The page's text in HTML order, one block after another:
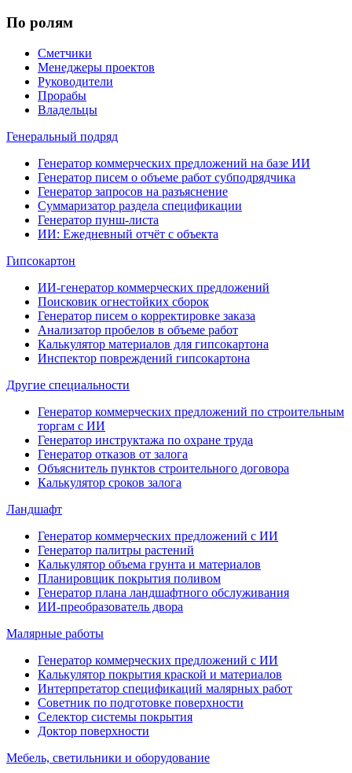
По ролям
Сметчики
Менеджеры проектов
Руководители
Прорабы
Владельцы
Генеральный подряд
Генератор коммерческих предложений на базе ИИ
Генератор писем о объеме работ субподрядчика
Генератор запросов на разъяснение
Суммаризатор раздела спецификации
Генератор пунш-листа
ИИ: Ежедневный отчёт с объекта
Гипсокартон
ИИ-генератор коммерческих предложений
Поисковик огнестойких сборок
Генератор писем о корректировке заказа
Анализатор пробелов в объеме работ
Калькулятор материалов для гипсокартона
Инспектор повреждений гипсокартона
Другие специальности
Генератор коммерческих предложений по строительным
торгам с ИИ
Генератор инструктажа по охране труда
Генератор отказов от залога
Объяснитель пунктов строительного договора
Калькулятор сроков залога
Ландшафт
Генератор коммерческих предложений с ИИ
Генератор палитры растений
Калькулятор объема грунта и материалов
Планировщик покрытия поливом
Генератор плана ландшафтного обслуживания
ИИ-преобразователь двора
Малярные работы
Генератор коммерческих предложений с ИИ
Калькулятор покрытия краской и материалов
Интерпретатор спецификаций малярных работ
Советник по подготовке поверхности
Селектор системы покрытия
Доктор поверхности
Мебель, светильники и оборудование